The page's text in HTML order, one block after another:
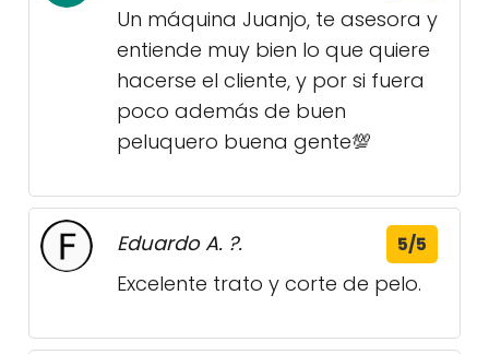
Un máquina Juanjo, te asesora y
entiende muy bien lo que quiere
hacerse el cliente, y por si fuera
poco además de buen
peluquero buena gente💯
Eduardo A. ?. 5/5
Excelente trato y corte de pelo.